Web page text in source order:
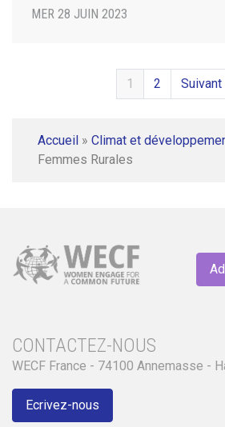
MER 28 JUIN 2023
1 2 Suivant
Accueil » Climat et
Femmes Rurales
CONTACTEZ-NOUS
WECF France - 74100 Annemasse -
Ecrivez-nous